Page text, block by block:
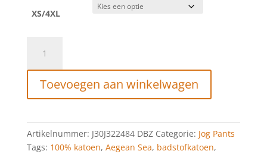
XS/4XL
Klein
Monogram
Joggingbroek
Aegean
aantal
Toevoegen aan winkelwagen
Artikelnummer: J30J322484 DBZ Categorie: Jog Pants
Tags: 100% katoen, Aegean Sea, badstofkatoen,